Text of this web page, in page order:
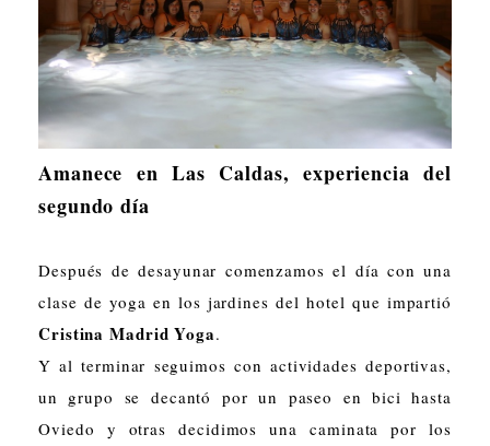
Amanece en Las Caldas, experiencia del
segundo día
Después de desayunar comenzamos el día con una
clase de yoga en los jardines del hotel que impartió
Cristina Madrid Yoga.
Y al terminar seguimos con actividades deportivas,
un grupo se decantó por un paseo en bici hasta
Oviedo y otras decidimos una caminata por los